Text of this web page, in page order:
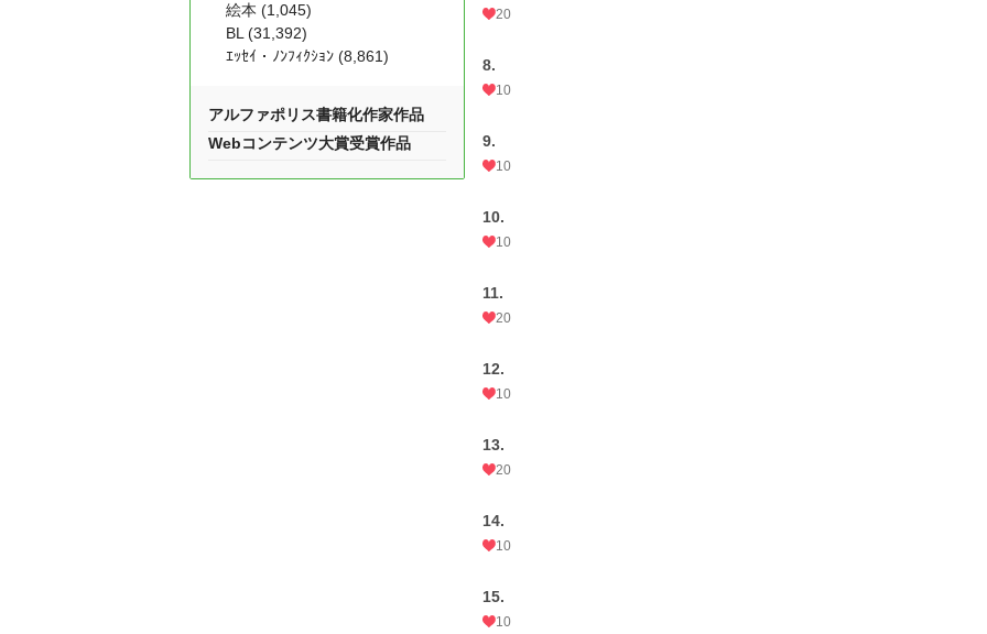
20
8.
10
9.
10
10.
10
11.
20
12.
10
13.
20
14.
10
15.
10
絵本 (1,045)
BL (31,392)
ｴｯｾｲ・ﾉﾝﾌｨｸｼｮﾝ (8,861)
アルファポリス書籍化作家作品
Webコンテンツ大賞受賞作品